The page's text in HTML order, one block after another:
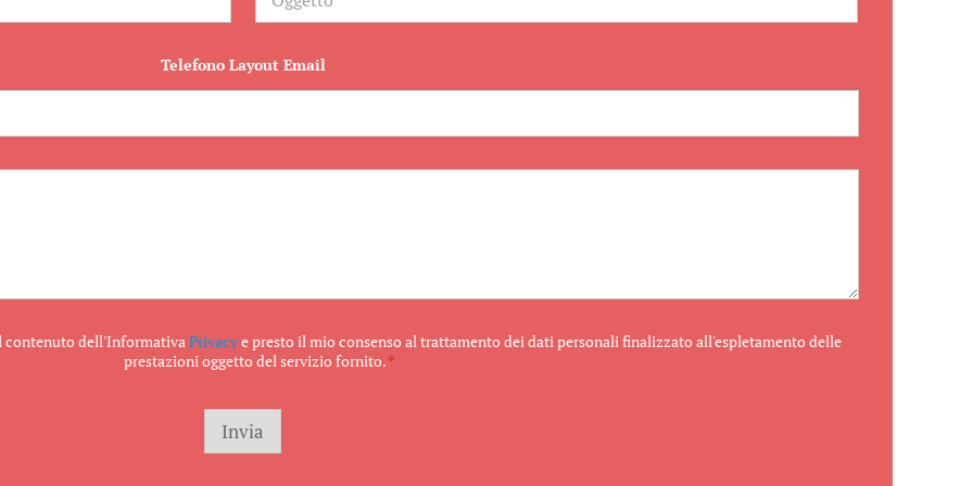
g
t
t
o
Telefono Layout Email
contenuto dell'InformativaPrivacye presto il mio consenso al trattamento dei dati personali finalizzato all'espletamento delle
prestazioni oggetto del servizio fornito.*
Invia